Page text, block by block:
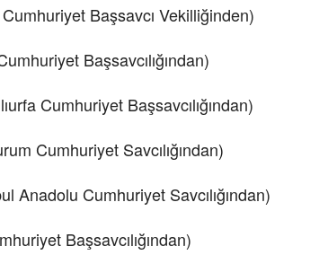
Başsavcı Vekilliğinden)
Başsavcılığından)
Cumhuriyet Başsavcılığından)
Cumhuriyet Savcılığından)
Anadolu Cumhuriyet Savcılığından)
Başsavcılığından)